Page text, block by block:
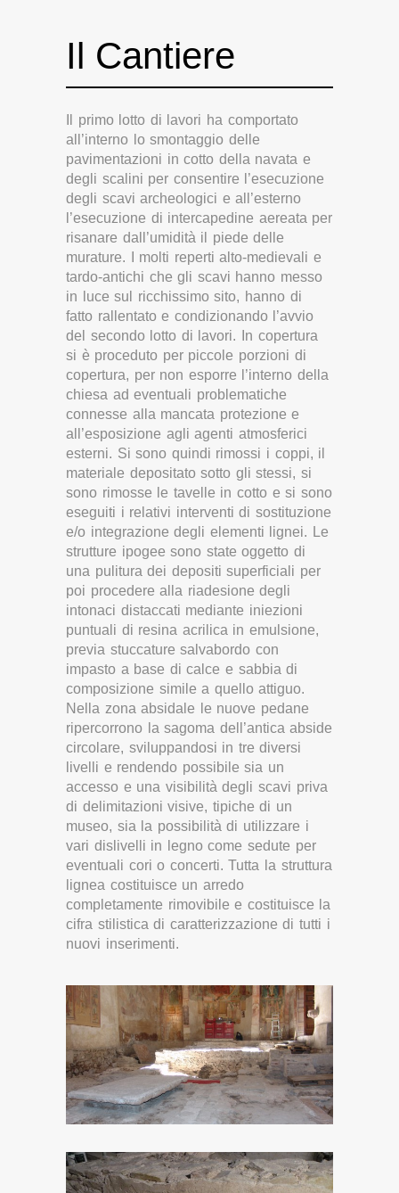
Il Cantiere
Il primo lotto di lavori ha comportato
all’interno lo smontaggio delle
pavimentazioni in cotto della navata e
degli scalini per consentire l’esecuzione
degli scavi archeologici e all’esterno
l’esecuzione di intercapedine aereata per
risanare dall’umidità il piede delle
murature. I molti reperti alto-medievali e
tardo-antichi che gli scavi hanno messo
in luce sul ricchissimo sito, hanno di
fatto rallentato e condizionando l’avvio
del secondo lotto di lavori. In copertura
si è proceduto per piccole porzioni di
copertura, per non esporre l’interno della
chiesa ad eventuali problematiche
connesse alla mancata protezione e
all’esposizione agli agenti atmosferici
esterni. Si sono quindi rimossi i coppi, il
materiale depositato sotto gli stessi, si
sono rimosse le tavelle in cotto e si sono
eseguiti i relativi interventi di sostituzione
e/o integrazione degli elementi lignei. Le
strutture ipogee sono state oggetto di
una pulitura dei depositi superficiali per
poi procedere alla riadesione degli
intonaci distaccati mediante iniezioni
puntuali di resina acrilica in emulsione,
previa stuccature salvabordo con
impasto a base di calce e sabbia di
composizione simile a quello attiguo.
Nella zona absidale le nuove pedane
ripercorrono la sagoma dell’antica abside
circolare, sviluppandosi in tre diversi
livelli e rendendo possibile sia un
accesso e una visibilità degli scavi priva
di delimitazioni visive, tipiche di un
museo, sia la possibilità di utilizzare i
vari dislivelli in legno come sedute per
eventuali cori o concerti. Tutta la struttura
lignea costituisce un arredo
completamente rimovibile e costituisce la
cifra stilistica di caratterizzazione di tutti i
nuovi inserimenti.